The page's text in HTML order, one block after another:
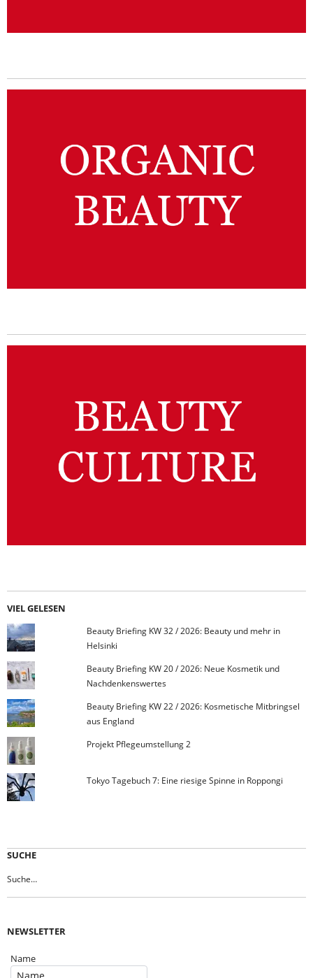
VIEL GELESEN
Beauty Briefing KW 32 / 2026: Beauty und mehr in
Helsinki
Beauty Briefing KW 20 / 2026: Neue Kosmetik und
Nachdenkenswertes
Beauty Briefing KW 22 / 2026: Kosmetische Mitbringsel
aus England
Projekt Pflegeumstellung 2
Tokyo Tagebuch 7: Eine riesige Spinne in Roppongi
SUCHE
NEWSLETTER
Name